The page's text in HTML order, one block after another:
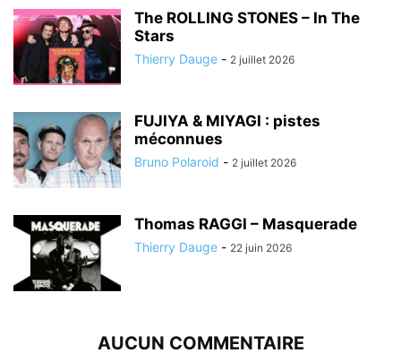
The ROLLING STONES – In The
Stars
Thierry Dauge - 2 juillet 2026
FUJIYA & MIYAGI : pistes
méconnues
Bruno Polaroid - 2 juillet 2026
Thomas RAGGI – Masquerade
Thierry Dauge - 22 juin 2026
AUCUN COMMENTAIRE